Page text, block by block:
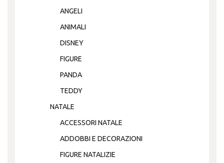
ANGELI
ANIMALI
DISNEY
FIGURE
PANDA
TEDDY
NATALE
ACCESSORI NATALE
ADDOBBI E DECORAZIONI
FIGURE NATALIZIE